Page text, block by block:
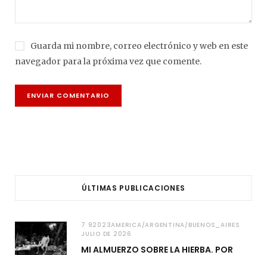
Guarda mi nombre, correo electrónico y web en este
navegador para la próxima vez que comente.
ÚLTIMAS PUBLICACIONES
7 92023AMERICA/ARGENTINA/BUENOS_AIRES
JULIO DE 2026
MI ALMUERZO SOBRE LA HIERBA. POR